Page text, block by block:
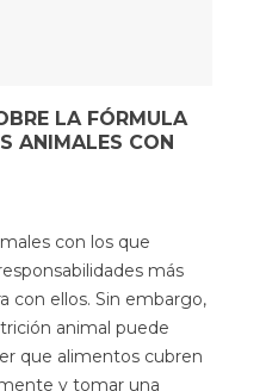
LA FÓRMULA
ANIMALES CON
con los que
más
con ellos. Sin embargo,
animal puede
que alimentos cubren
y tomar una